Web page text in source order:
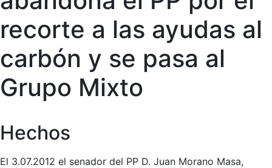
recorte a las ayudas al
carbón y se pasa al
Grupo Mixto
Hechos
El 3.07.2012 el senador del PP D. Juan Morano Masa,